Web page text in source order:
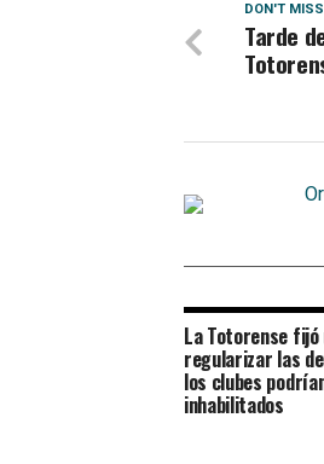
DON'T MISS
Tarde
La Totorense fijó
regularizar las
los clubes
inhabilitados